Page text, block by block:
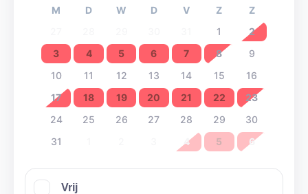
M D W D V Z
Z
1
2
3
4 5 6 7 8
9
10
11 12 13 14 15
16
17
18 19 20 21 22
23
24
25 26 27 28 29
30
31
4 5 6
Vrij